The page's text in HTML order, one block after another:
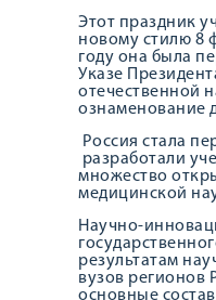
Этот праздник
новому стилю 8
году она была
Указе
отечественной
ознаменование
Россия стала
разработали
множество
медицинской
Научно-
результатам
вузов регионов
основные